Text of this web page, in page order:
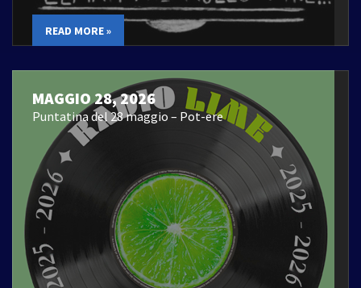
READ MORE »
MAGGIO 28, 2026
Puntatina del 28 maggio – Pot-ere